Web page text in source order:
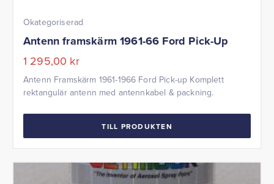
Okategoriserad
Antenn framskärm 1961-66 Ford Pick-Up
1 295,00 kr
Antenn Framskärm 1961-1966 Ford Pick-up Komplett
rektangulär antenn med antennkabel & packning.
TILL PRODUKTEN